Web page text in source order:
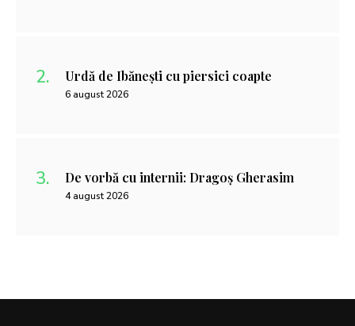
Urdă de Ibănești cu piersici coapte
6 august 2026
De vorbă cu internii: Dragoș Gherasim
4 august 2026